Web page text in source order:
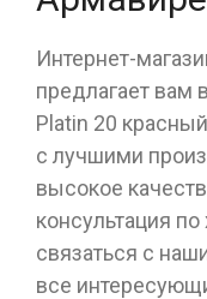
Интернет-
предлагает вам
Platin 20
с лучшими
высокое
консультация
связаться с
все